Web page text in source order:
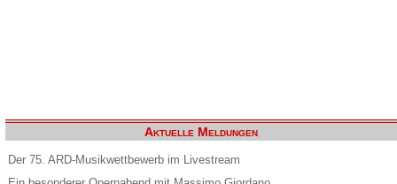
Aktuelle Meldungen
Der 75. ARD-Musikwettbewerb im Livestream